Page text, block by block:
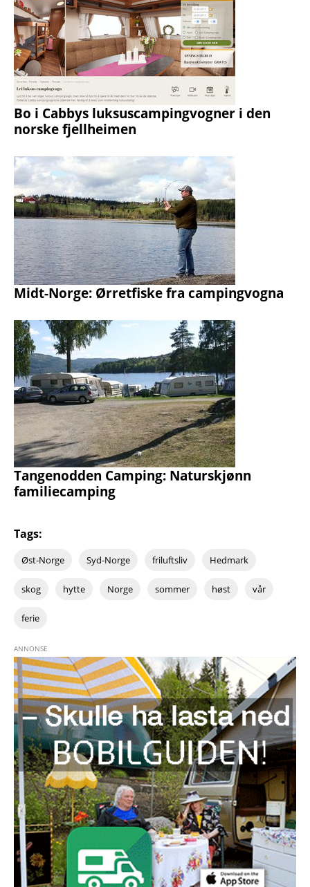
Bo i Cabbys luksuscampingvogner i den
norske fjellheimen
Midt-Norge: Ørretfiske fra campingvogna
Tangenodden Camping: Naturskjønn
familiecamping
Tags:
Øst-Norge Syd-Norge friluftsliv Hedmark
skog hytte Norge sommer høst vår
ferie